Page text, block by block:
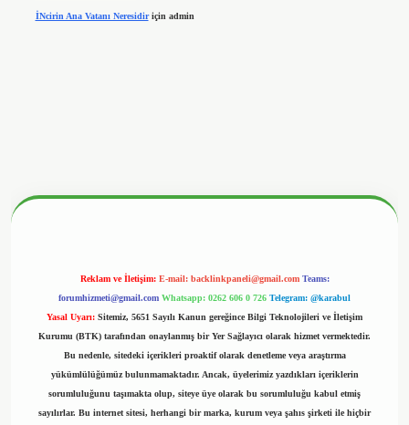
İNcirin Ana Vatanı Neresidiriçin admin
Reklam ve İletişim: E-mail: backlinkpaneli@gmail.com Teams:
forumhizmeti@gmail.com Whatsapp: 0262 606 0 726 Telegram: @karabul
Yasal Uyarı: Sitemiz, 5651 Sayılı Kanun gereğince Bilgi Teknolojileri ve İletişim
Kurumu (BTK) tarafından onaylanmış bir Yer Sağlayıcı olarak hizmet vermektedir.
Bu nedenle, sitedeki içerikleri proaktif olarak denetleme veya araştırma
yükümlülüğümüz bulunmamaktadır. Ancak, üyelerimiz yazdıkları içeriklerin
sorumluluğunu taşımakta olup, siteye üye olarak bu sorumluluğu kabul etmiş
sayılırlar. Bu internet sitesi, herhangi bir marka, kurum veya şahıs şirketi ile hiçbir